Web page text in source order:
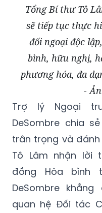
Tổng Bí thư Tô
sẽ tiếp tục thực
đối ngoại độc
bình, hữu nghị,
phương hóa, đa
-
Trợ lý Ngoại
DeSombre chia
trân trọng và
Tô Lâm nhận lời
đồng Hòa bình
DeSombre
quan hệ Đối tác